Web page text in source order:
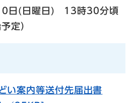
日(日曜日) 13時30分頃
定）
い案内等送付先届出書